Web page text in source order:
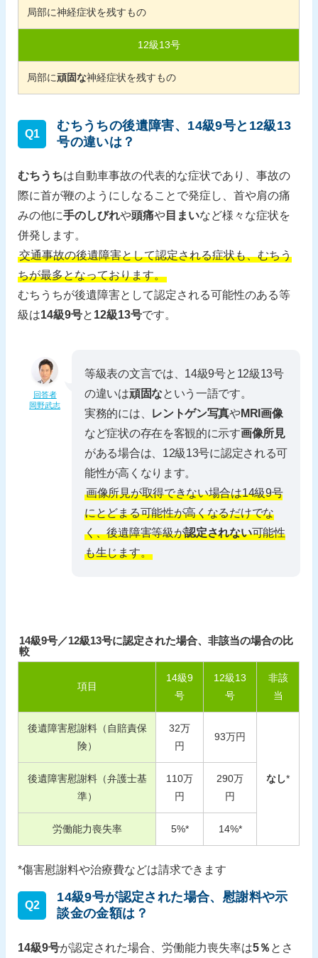
局部に神経症状を残すもの
12級13号
局部に頑固な神経症状を残すもの
Q1
むちうちの後遺障害、14級9号と12級13
号の違いは？
むちうちは自動車事故の代表的な症状であり、事故の
際に首が鞭のようにしなることで発症し、首や肩の痛
みの他に手のしびれや頭痛や 目まいなど様々な症状を
併発します。
交通事故の後遺障害として認定される症状も、むちう
ちが最多となっております。
むちうちが後遺障害として認定される可能性のある等
級は14級9号と 12級13号です。
回答者
岡野武志
等級表の文言では、14級9号と12級13号
の違いは頑固なという一語です。
実務的には、
レントゲン写真やMRI画像
など症状の存在を客観的に示す画像所見
がある場合は、12級13号に認定される可
能性が高くなります。
画像所見が取得できない場合は14級9号
にとどまる可能性が高くなるだけでな
く、後遺障害等級が認定されない可能性
も生じます。
14級9号／12級13号に認定された場合、非該当の場合の比
較
項目
14級9
号
12級13
号
非該
当
後遺障害慰謝料（自賠責保
険）
32万
円
93万円
なし*
後遺障害慰謝料（弁護士基
準）
110万
円
290万
円
労働能力喪失率 5%* 14%*
*傷害慰謝料や治療費などは請求できます
Q2
14級9号が認定された場合、慰謝料や示
談金の金額は？
14級9号が認定された場合、労働能力喪失率は5％ とさ